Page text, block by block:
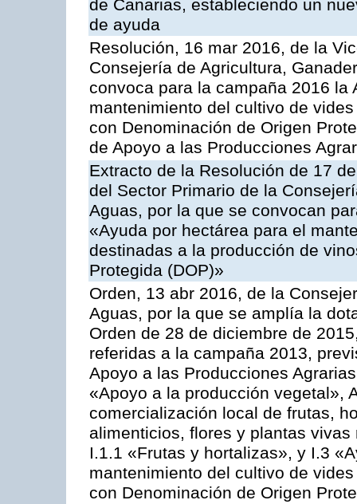
de Canarias, estableciendo un
de ayuda
Resolución, 16 mar 2016, de la
Consejería de Agricultura,
convoca para la campaña 2016 la
mantenimiento del cultivo de
con Denominación de Origen
de Apoyo a las Producciones
Extracto de la Resolución de 17
del Sector Primario de la
Aguas, por la que se convocan
«Ayuda por hectárea para el
destinadas a la producción de
Protegida (DOP)»
Orden, 13 abr 2016, de la
Aguas, por la que se amplía la
Orden de 28 de diciembre de
referidas a la campaña 2013,
Apoyo a las Producciones
«Apoyo a la producción vegetal»,
comercialización local de frutas,
alimenticios, flores y plantas
I.1.1 «Frutas y hortalizas», y I.3
mantenimiento del cultivo de
con Denominación de Origen